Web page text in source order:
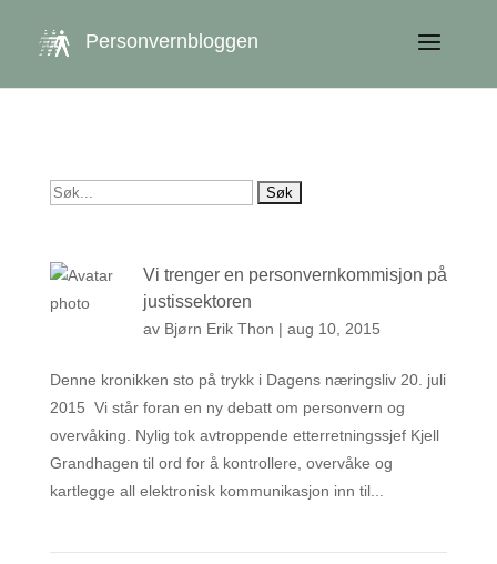
Personvernbloggen
Søk
Vi trenger en personvernkommisjon på
justissektoren
av Bjørn Erik Thon | aug 10, 2015
Denne kronikken sto på trykk i Dagens næringsliv 20. juli
2015 Vi står foran en ny debatt om personvern og
overvåking. Nylig tok avtroppende etterretningssjef Kjell
Grandhagen til ord for å kontrollere, overvåke og
kartlegge all elektronisk kommunikasjon inn til...